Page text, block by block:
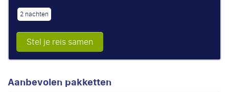
2 nachten
Stel je reis samen
Aanbevolen pakketten